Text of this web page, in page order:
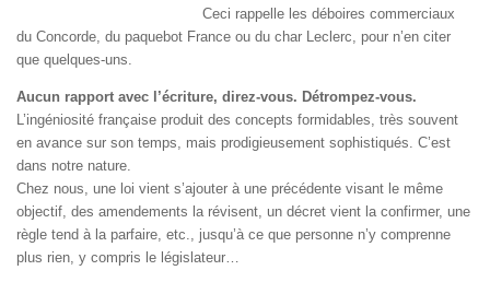
Ceci rappelle les déboires commerciaux
du Concorde, du paquebot France ou du char Leclerc, pour n’en citer
que quelques-uns.
Aucun rapport avec l’écriture, direz-vous. Détrompez-vous.
L’ingéniosité française produit des concepts formidables, très souvent
en avance sur son temps, mais prodigieusement sophistiqués. C’est
dans notre nature.
Chez nous, une loi vient s’ajouter à une précédente visant le même
objectif, des amendements la révisent, un décret vient la confirmer, une
règle tend à la parfaire, etc., jusqu’à ce que personne n’y comprenne
plus rien, y compris le législateur…